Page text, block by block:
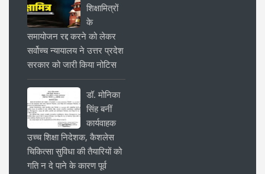
शिक्षामित्रों
के
समायोजन रद्द करने को लेकर
सर्वोच्च न्यायालय ने उत्तर प्रदेश
सरकार को जारी किया नोटिस
डॉ. मोनिका
सिंह बनीं
कार्यवाहक
उच्च शिक्षा निदेशक, कैशलेस
चिकित्सा सुविधा की तैयारियों को
गति न दे पाने के कारण पूर्व